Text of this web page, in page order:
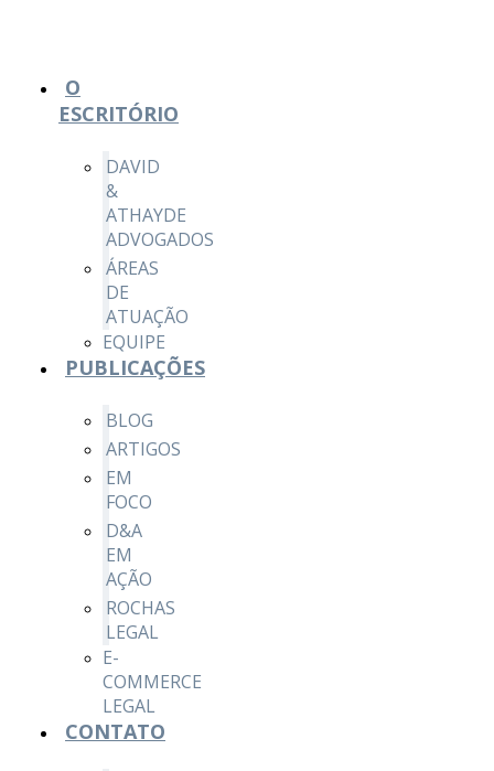
O
ESCRITÓRIO
DAVID
&
ATHAYDE
ADVOGADOS
ÁREAS
DE
ATUAÇÃO
EQUIPE
PUBLICAÇÕES
BLOG
ARTIGOS
EM
FOCO
D&A
EM
AÇÃO
ROCHAS
LEGAL
E-
COMMERCE
LEGAL
CONTATO